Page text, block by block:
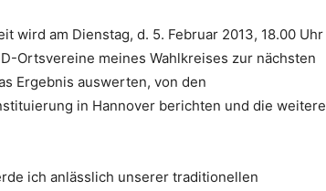
wird am Dienstag, d. 5. Februar 2013, 18.00 Uhr
Ortsvereine meines Wahlkreises zur nächsten
Ergebnis auswerten, von den
in Hannover berichten und die weitere
ich anlässlich unserer traditionellen